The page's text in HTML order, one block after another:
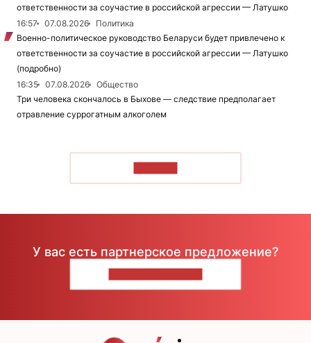
ответственности за соучастие в российской агрессии — Латушко
16:57
07.08.2026
Политика
Военно-политическое руководство Беларуси будет привлечено к
ответственности за соучастие в российской агрессии — Латушко
(подробно)
16:35
07.08.2026
Общество
Три человека скончалось в Быхове — следствие предполагает
отравление суррогатным алкоголем
У вас есть партнерское предложение?